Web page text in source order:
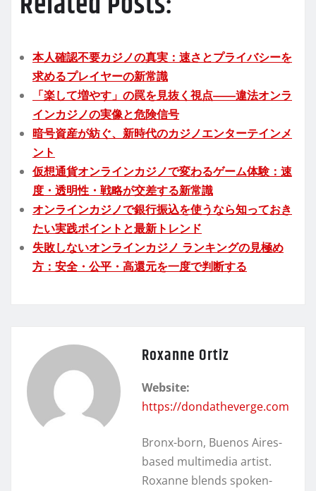
本人確認不要カジノの真実：速さとプライバシーを
求めるプレイヤーの新常識
「楽して増やす」の罠を見抜く視点――違法オンラ
インカジノの実像と危険信号
暗号資産が紡ぐ、新時代のカジノエンターテインメ
ント
仮想通貨オンラインカジノで変わるゲーム体験：速
度・透明性・戦略が交差する新常識
オンラインカジノで銀行振込を使うなら知っておき
たい実践ポイントと最新トレンド
失敗しないオンラインカジノ ランキングの見極め
方：安全・公平・高還元を一度で判断する
Roxanne Ortiz
Website:
https://dondatheverge.com
Bronx-born, Buenos Aires-
based multimedia artist.
Roxanne blends spoken-